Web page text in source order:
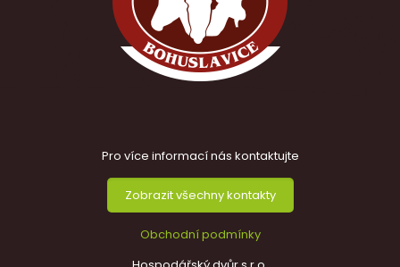
Pro více informací nás kontaktujte
Zobrazit všechny kontakty
Obchodní podmínky